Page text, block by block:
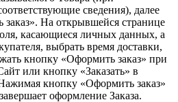
сведения), далее
На открывшейся странице
касающиеся личных данных, а
выбрать время доставки,
кнопку «Оформить заказ» при
или кнопку «Заказать» в
кнопку «Оформить заказ»
оформление Заказа.